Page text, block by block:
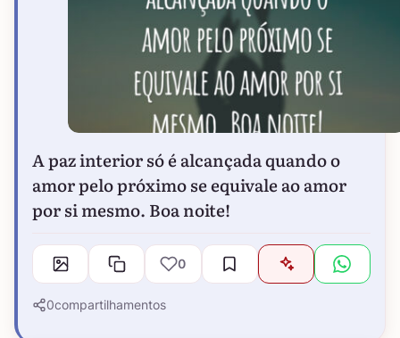
A paz interior só é alcançada quando o
amor pelo próximo se equivale ao amor
por si mesmo. Boa noite!
0
0compartilhamentos